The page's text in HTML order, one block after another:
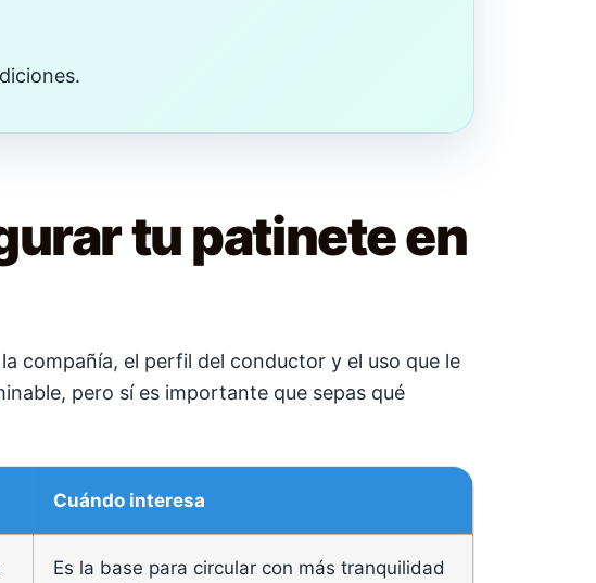
tu patinete en
compañía, el perfil del conductor y el uso que le
pero sí es importante que sepas qué
Cuándo interesa
Es la base para circular con más tranquilidad